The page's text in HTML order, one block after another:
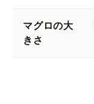
マグロの大
きさ